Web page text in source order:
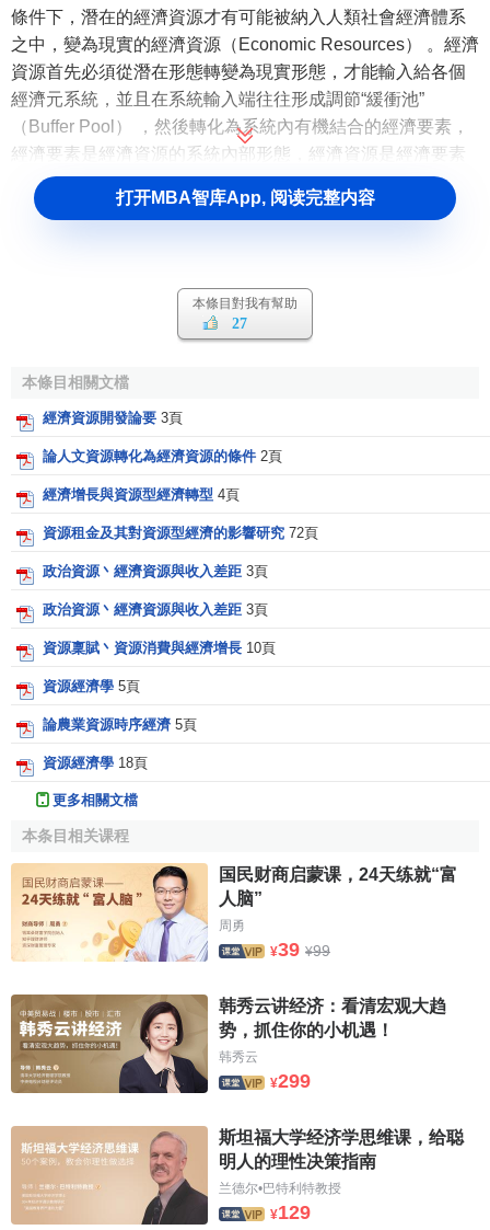
條件下，潛在的經濟資源才有可能被納入人類社會經濟體系
之中，變為現實的經濟資源（Economic Resources） 。經濟
資源首先必須從潛在形態轉變為現實形態，才能輸入給各個
經濟元系統，並且在系統輸入端往往形成調節“緩衝池”
（Buffer Pool） ，然後轉化為系統內有機結合的經濟要素，
經濟要素是經濟資源的系統內部形態，經濟資源是經濟要素
的系統外部形態，經過上述轉化過程，經濟資源和經濟要素
之間並不能簡單地一一對應。
經濟資源分類因研究視角差異，林林總總、不一而足 ，
邏輯論證如何雄辯，都不得不承認：客
觀世界無外乎物質、能量、信息三種形態，人類社會經濟體
源同樣可歸結為物質、能量、信息這三種形態或其複合體或
衍生體（時間空間是運動著的物質的存在形式，有時也被當
屬性或資源屬性），即“在一定的技術條件下，能為人類利用
的一切物質、能量和信息” 。因此，根據目前科學研究和生產
實踐所能達到的認識水平，經濟資源並且僅限於經濟學研究
視野中的經濟資源應當包括：
物質資源（ Material Resources
人類社會經濟活動用以依托的客觀存在物。物質資源是
人類社會生存和發展的基礎，其萬千形態、特征和用途，源
屬性，因為“人們首先必須吃、喝、住、穿，然後才能從事政
治、科學、藝術、宗教等等” ，而“人並沒有創造物質本身，
甚至創造物質的這種或那種能力” ，只能立足於最初由自然界
能量資源（Energy Resources）
“ 能源是一個包括所有燃料、流水、陽光和風的術語，人
以物質為載體，因而能量資源可被理解為用以驅動人類社會
經濟活動的載能物質。
信息資源 （Information Resources）
“信息本身不是物質，不具有能量，但信息的傳輸卻依靠
物質、能量……信息蘊涵於信號之中，信息依靠信號而傳輸”
，信息是以信號為載體，因而信息資源可被理解為用以指引
人類社會經濟活動的載信物質或載信能量。
打开MBA智库App, 阅读完整内容
本條目對我有幫助
27
本條目相關文檔
經濟資源開發論要 3頁
論人文資源轉化為經濟資源的條件 2頁
經濟增長與資源型經濟轉型 4頁
資源租金及其對資源型經濟的影響研究 72頁
政治資源丶經濟資源與收入差距 3頁
政治資源丶經濟資源與收入差距 3頁
資源稟賦丶資源消費與經濟增長 10頁
資源經濟學 5頁
論農業資源時序經濟 5頁
資源經濟學 18頁
更多相關文檔
本条目相关课程
国民财商启蒙课，24天练就“富
人脑”
周勇
¥39 ¥99
韩秀云讲经济：看清宏观大趋
势，抓住你的小机遇！
韩秀云
¥299
斯坦福大学经济学思维课，给聪
明人的理性决策指南
兰德尔•巴特利特教授
¥129